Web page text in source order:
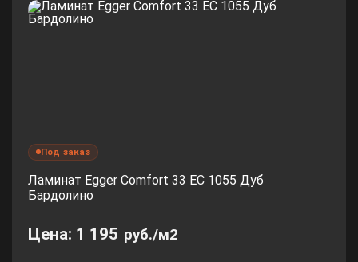
Под заказ
Ламинат Egger Comfort 33 EC 1055 Дуб
Бардолино
Цена: 1 195 руб./м2